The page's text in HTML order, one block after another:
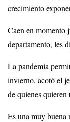
crecimiento
Caen en momento
departamento, les
La pandemia
invierno, acotó el
de quienes quieren
Es una muy buena